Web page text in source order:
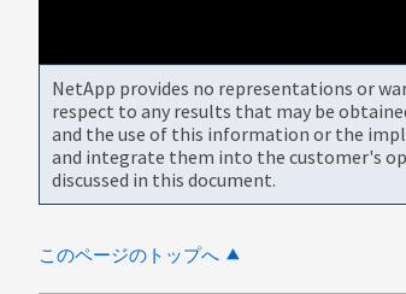
NetApp provides no representations or
respect to any results that may be
and the use of this information or the
and integrate them into the customer's
discussed in this document.
このページのトップへ